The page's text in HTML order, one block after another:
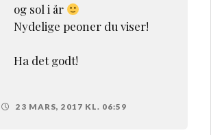
og sol i år
Nydelige peoner du viser!
Ha det godt!
23 MARS, 2017 KL. 06:59